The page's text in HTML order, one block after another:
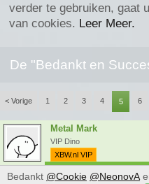
verder te gebruiken, gaat
van cookies. Leer Meer.
De "Bedankt en
< Vorige 1 2 3 4 5 6
Metal Mark
VIP Dino
XBW.nl VIP
Bedankt @Cookie @NeonovA